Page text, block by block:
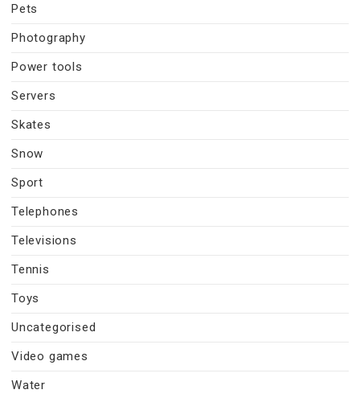
Pets
Photography
Power tools
Servers
Skates
Snow
Sport
Telephones
Televisions
Tennis
Toys
Uncategorised
Video games
Water